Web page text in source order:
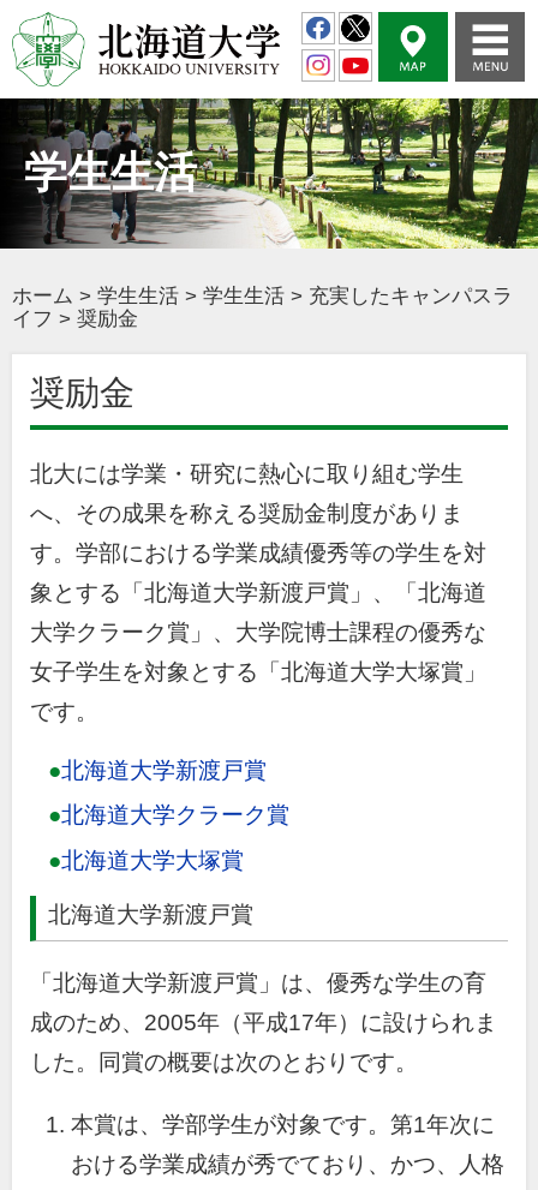
学生生活
ホーム > 学生生活 > 学生生活 > 充実したキャンパスラ
イフ > 奨励金
奨励金
北大には学業・研究に熱心に取り組む学生
へ、その成果を称える奨励金制度がありま
す。学部における学業成績優秀等の学生を対
象とする「北海道大学新渡戸賞」、「北海道
大学クラーク賞」、大学院博士課程の優秀な
女子学生を対象とする「北海道大学大塚賞」
です。
北海道大学新渡戸賞
北海道大学クラーク賞
北海道大学大塚賞
北海道大学新渡戸賞
「北海道大学新渡戸賞」は、優秀な学生の育
成のため、2005年（平成17年）に設けられま
した。同賞の概要は次のとおりです。
本賞は、学部学生が対象です。第1年次に
おける学業成績が秀でており、かつ、人格